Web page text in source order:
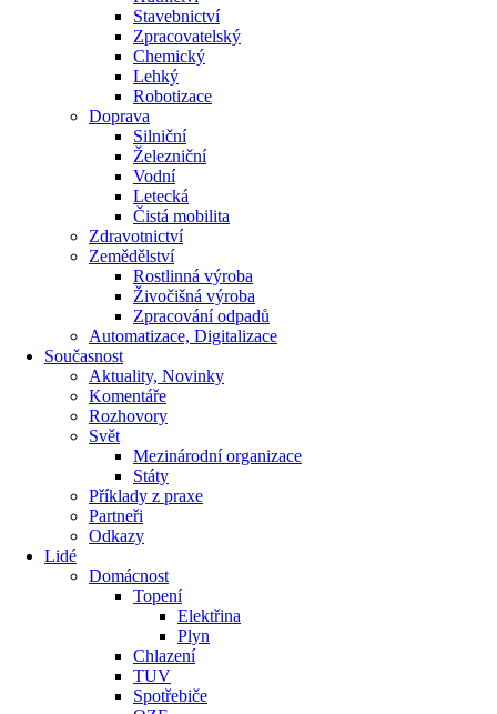
Stavebnictví
Zpracovatelský
Chemický
Lehký
Robotizace
Doprava
Silniční
Železniční
Vodní
Letecká
Čistá mobilita
Zdravotnictví
Zemědělství
Rostlinná výroba
Živočišná výroba
Zpracování odpadů
Automatizace, Digitalizace
Současnost
Aktuality, Novinky
Komentáře
Rozhovory
Svět
Mezinárodní organizace
Státy
Příklady z praxe
Partneři
Odkazy
Lidé
Domácnost
Topení
Elektřina
Plyn
Chlazení
TUV
Spotřebiče